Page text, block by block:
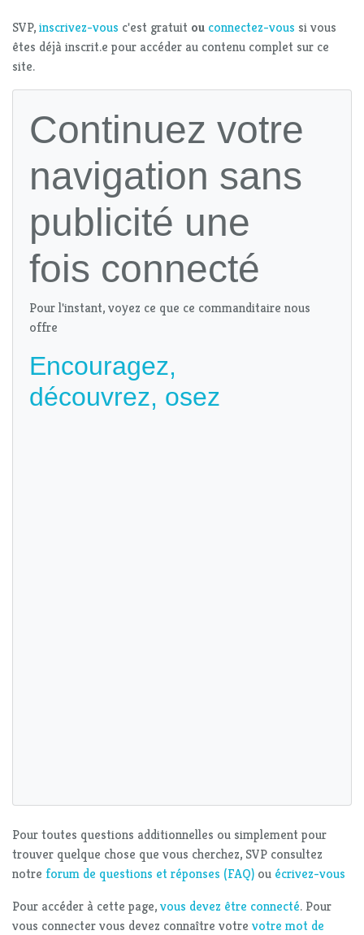
SVP,inscrivez-vous c'est gratuit ou connectez-vous si vous
êtes déjà inscrit.e pour accéder au contenu complet sur ce
site.
Continuez votre
navigation sans
publicité une
fois connecté
Pour l'instant, voyez ce que ce commanditaire nous
offre
Encouragez,
découvrez, osez
Pour toutes questions additionnelles ou simplement pour
trouver quelque chose que vous cherchez, SVP consultez
notre forum de questions et réponses (FAQ) ou écrivez-vous
Pour accéder à cette page,vous devez être connecté. Pour
vous connecter vous devez connaître votre votre mot de